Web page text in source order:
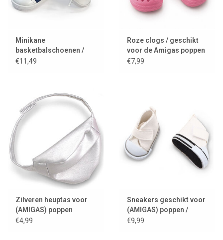
Minikane
basketbalschoenen /
sneakers voor de
€11,49
Roze clogs / geschikt
voor de Amigas poppen
€7,99
Zilveren heuptas voor
(AMIGAS) poppen
€4,99
Sneakers geschikt voor
(AMIGAS) poppen /
poppenschoenen
€9,99